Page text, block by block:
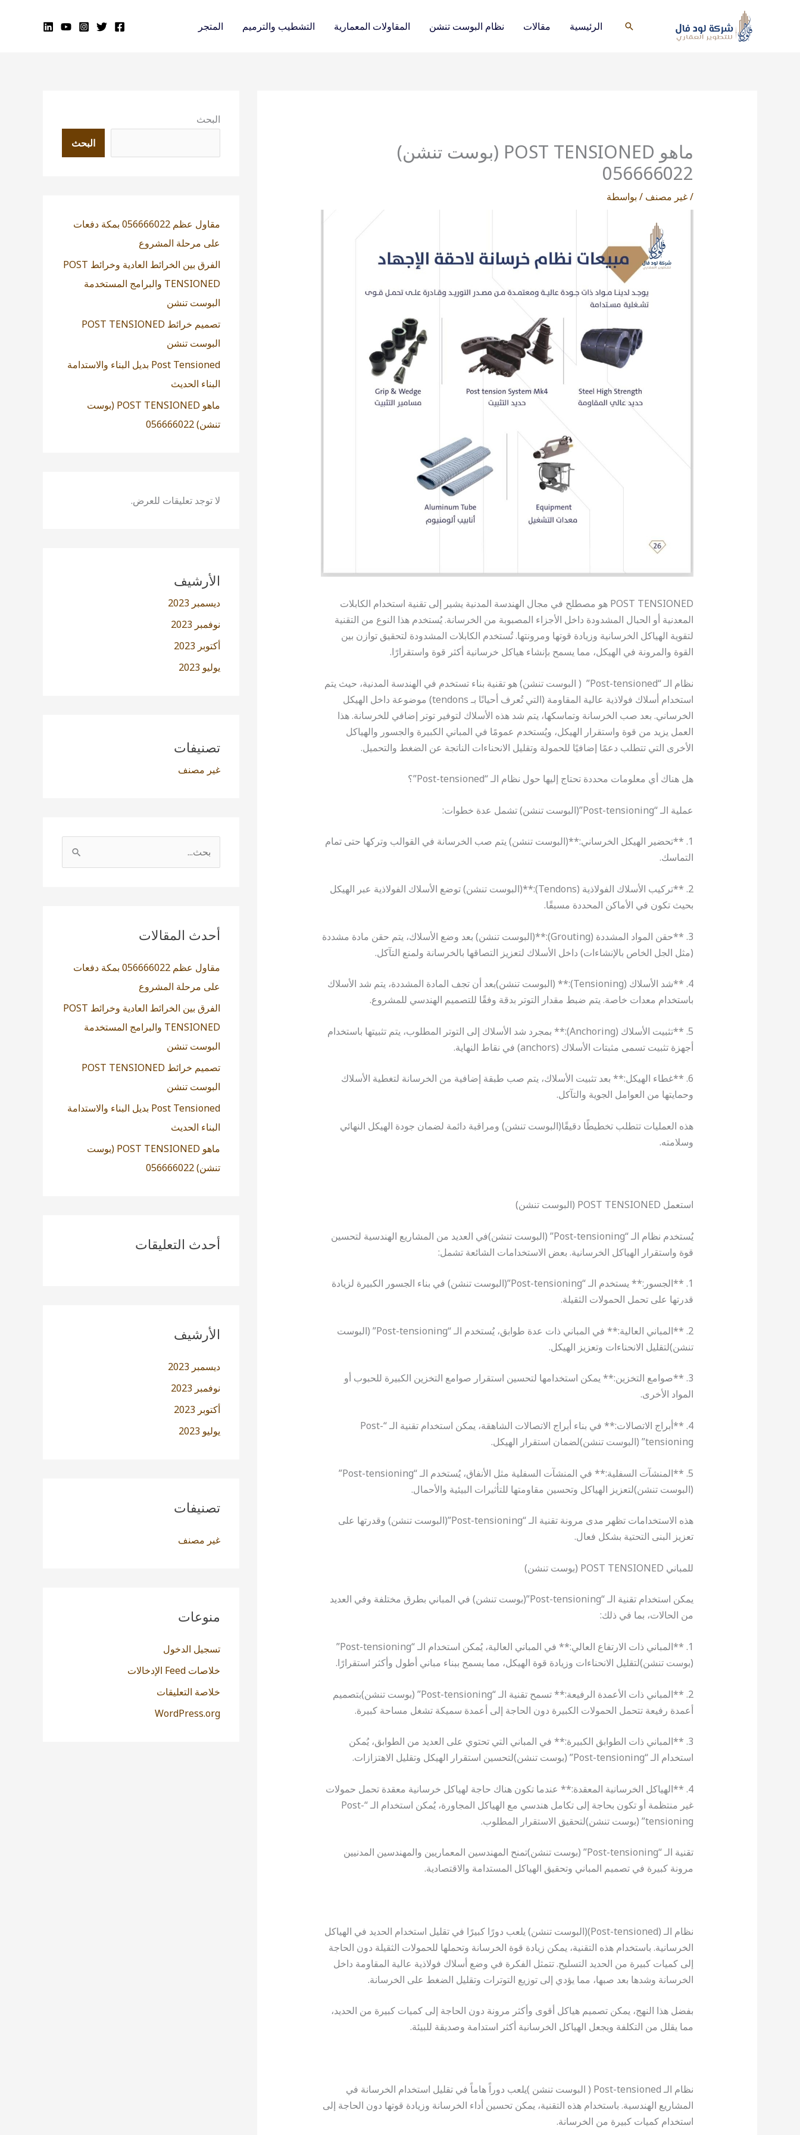
البحث الرئيسية مقالات نظام البوست تنشن المقاولات المعمارية التشطيب والترميم المتجر
ماهو POST TENSIONED (بوست تنشن)
056666022
/غير مصنف / بواسطة
POST TENSIONED هو مصطلح في مجال الهندسة المدنية يشير إلى تقنية استخدام الكابلات
المعدنية أو الحبال المشدودة داخل الأجزاء المصبوبة من الخرسانة. يُستخدم هذا النوع من التقنية
لتقوية الهياكل الخرسانية وزيادة قوتها ومرونتها. تُستخدم الكابلات المشدودة لتحقيق توازن بين
القوة والمرونة في الهيكل، مما يسمح بإنشاء هياكل خرسانية أكثر قوة واستقرارًا.
نظام الـ “Post-tensioned” ( البوست تنشن) هو تقنية بناء تستخدم في الهندسة المدنية، حيث يتم
استخدام أسلاك فولاذية عالية المقاومة (التي تُعرف أحيانًا بـ tendons) موضوعة داخل الهيكل
الخرساني. بعد صب الخرسانة وتماسكها، يتم شد هذه الأسلاك لتوفير توتر إضافي للخرسانة. هذا
العمل يزيد من قوة واستقرار الهيكل، ويُستخدم عمومًا في المباني الكبيرة والجسور والهياكل
الأخرى التي تتطلب دعمًا إضافيًا للحمولة وتقليل الانحناءات الناتجة عن الضغط والتحميل.
هل هناك أي معلومات محددة تحتاج إليها حول نظام الـ “Post-tensioned”؟
عملية الـ “Post-tensioning”(البوست تنشن) تشمل عدة خطوات:
1. **تحضير الهيكل الخرساني:**(البوست تنشن) يتم صب الخرسانة في القوالب وتركها حتى تمام
التماسك.
2. **تركيب الأسلاك الفولاذية (Tendons):**(البوست تنشن) توضع الأسلاك الفولاذية عبر الهيكل
بحيث تكون في الأماكن المحددة مسبقًا.
3. **حقن المواد المشددة (Grouting):**(البوست تنشن) بعد وضع الأسلاك، يتم حقن مادة مشددة
(مثل الجل الخاص بالإنشاءات) داخل الأسلاك لتعزيز التصاقها بالخرسانة ولمنع التآكل.
4. **شد الأسلاك (Tensioning):** (البوست تنشن)بعد أن تجف المادة المشددة، يتم شد الأسلاك
باستخدام معدات خاصة. يتم ضبط مقدار التوتر بدقة وفقًا للتصميم الهندسي للمشروع.
5. **تثبيت الأسلاك (Anchoring):** بمجرد شد الأسلاك إلى التوتر المطلوب، يتم تثبيتها باستخدام
أجهزة تثبيت تسمى مثبتات الأسلاك (anchors) في نقاط النهاية.
6. **غطاء الهيكل:** بعد تثبيت الأسلاك، يتم صب طبقة إضافية من الخرسانة لتغطية الأسلاك
وحمايتها من العوامل الجوية والتآكل.
هذه العمليات تتطلب تخطيطًا دقيقًا(البوست تنشن) ومراقبة دائمة لضمان جودة الهيكل النهائي
وسلامته.
استعمل POST TENSIONED (البوست تنشن)
يُستخدم نظام الـ “Post-tensioning” (البوست تنشن)في العديد من المشاريع الهندسية لتحسين
قوة واستقرار الهياكل الخرسانية. بعض الاستخدامات الشائعة تشمل:
1. **الجسور:** يستخدم الـ “Post-tensioning”(البوست تنشن) في بناء الجسور الكبيرة لزيادة
قدرتها على تحمل الحمولات الثقيلة.
2. **المباني العالية:** في المباني ذات عدة طوابق، يُستخدم الـ “Post-tensioning” (البوست
تنشن)لتقليل الانحناءات وتعزيز الهيكل.
3. **صوامع التخزين:** يمكن استخدامها لتحسين استقرار صوامع التخزين الكبيرة للحبوب أو
المواد الأخرى.
4. **أبراج الاتصالات:** في بناء أبراج الاتصالات الشاهقة، يمكن استخدام تقنية الـ “Post-
tensioning” (البوست تنشن)لضمان استقرار الهيكل.
5. **المنشآت السفلية:** في المنشآت السفلية مثل الأنفاق، يُستخدم الـ “Post-tensioning”
(البوست تنشن)لتعزيز الهياكل وتحسين مقاومتها للتأثيرات البيئية والأحمال.
هذه الاستخدامات تظهر مدى مرونة تقنية الـ “Post-tensioning”(البوست تنشن) وقدرتها على
تعزيز البنى التحتية بشكل فعال.
للمباني POST TENSIONED (بوست تنشن)
يمكن استخدام تقنية الـ “Post-tensioning”(بوست تنشن) في المباني بطرق مختلفة وفي العديد
من الحالات، بما في ذلك:
1. **المباني ذات الارتفاع العالي:** في المباني العالية، يُمكن استخدام الـ “Post-tensioning”
(بوست تنشن)لتقليل الانحناءات وزيادة قوة الهيكل، مما يسمح ببناء مباني أطول وأكثر استقرارًا.
2. **المباني ذات الأعمدة الرفيعة:** تسمح تقنية الـ “Post-tensioning” (بوست تنشن)بتصميم
أعمدة رفيعة تتحمل الحمولات الكبيرة دون الحاجة إلى أعمدة سميكة تشغل مساحة كبيرة.
3. **المباني ذات الطوابق الكبيرة:** في المباني التي تحتوي على العديد من الطوابق، يُمكن
استخدام الـ “Post-tensioning” (بوست تنشن)لتحسين استقرار الهيكل وتقليل الاهتزازات.
4. **الهياكل الخرسانية المعقدة:** عندما تكون هناك حاجة لهياكل خرسانية معقدة تحمل حمولات
غير منتظمة أو تكون بحاجة إلى تكامل هندسي مع الهياكل المجاورة، يُمكن استخدام الـ “Post-
tensioning” (بوست تنشن)لتحقيق الاستقرار المطلوب.
تقنية الـ “Post-tensioning” (بوست تنشن)تمنح المهندسين المعماريين والمهندسين المدنيين
مرونة كبيرة في تصميم المباني وتحقيق الهياكل المستدامة والاقتصادية.
نظام الـ (Post-tensioned)(البوست تنشن) يلعب دورًا كبيرًا في تقليل استخدام الحديد في الهياكل
الخرسانية. باستخدام هذه التقنية، يمكن زيادة قوة الخرسانة وتحملها للحمولات الثقيلة دون الحاجة
إلى كميات كبيرة من الحديد التسليح. تتمثل الفكرة في وضع أسلاك فولاذية عالية المقاومة داخل
الخرسانة وشدها بعد صبها، مما يؤدي إلى توزيع التوترات وتقليل الضغط على الخرسانة.
بفضل هذا النهج، يمكن تصميم هياكل أقوى وأكثر مرونة دون الحاجة إلى كميات كبيرة من الحديد،
مما يقلل من التكلفة ويجعل الهياكل الخرسانية أكثر استدامة وصديقة للبيئة.
نظام الـ Post-tensioned ( البوست تنشن )يلعب دوراً هاماً في تقليل استخدام الخرسانة في
المشاريع الهندسية. باستخدام هذه التقنية، يمكن تحسين أداء الخرسانة وزيادة قوتها دون الحاجة إلى
استخدام كميات كبيرة من الخرسانة.
البحث
البحث
مقاول عظم 056666022 بمكة دفعات
على مرحلة المشروع
الفرق بين الخرائط العادية وخرائط POST
TENSIONED والبرامج المستخدمة
البوست تنشن
تصميم خرائط POST TENSIONED
البوست تنشن
Post Tensioned بديل البناء والاستدامة
البناء الحديث
ماهو POST TENSIONED (بوست
تنشن) 056666022
لا توجد تعليقات للعرض.
الأرشيف
ديسمبر 2023
نوفمبر 2023
أكتوبر 2023
يوليو 2023
تصنيفات
غير مصنف
ث
ن
أحدث المقالات
مقاول عظم 056666022 بمكة دفعات
على مرحلة المشروع
الفرق بين الخرائط العادية وخرائط POST
TENSIONED والبرامج المستخدمة
البوست تنشن
تصميم خرائط POST TENSIONED
البوست تنشن
Post Tensioned بديل البناء والاستدامة
البناء الحديث
ماهو POST TENSIONED (بوست
تنشن) 056666022
أحدث التعليقات
الأرشيف
ديسمبر 2023
نوفمبر 2023
أكتوبر 2023
يوليو 2023
تصنيفات
غير مصنف
منوعات
تسجيل الدخول
خلاصات Feed الإدخالات
خلاصة التعليقات
WordPress.org